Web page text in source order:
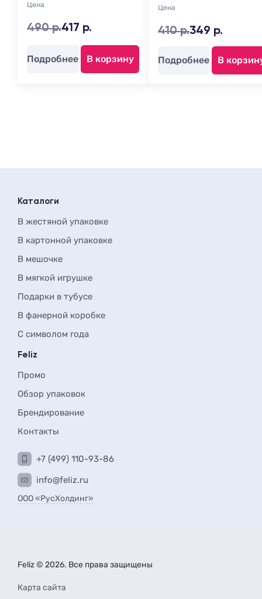
Цена
490 р.417 р.
Подробнее В корзину
Цена
410 р.349 р.
Подробнее В
Каталоги
В жестяной упаковке
В картонной упаковке
В мешочке
В мягкой игрушке
Подарки в тубусе
В фанерной коробке
С символом года
Feliz
Промо
Обзор упаковок
Брендирование
Контакты
+7 (499) 110-93-86
info@feliz.ru
ООО «РусХолдинг»
Feliz © 2026. Все права защищены
Карта сайта